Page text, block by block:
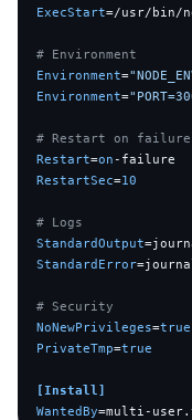
ExecStart=/usr/bin/
# Environment
Environment=
Environment=
# Restart on failure
Restart=on
RestartSec=10
# Logs
StandardOutput
StandardError
# Security
NoNewPrivileges=true
PrivateTmp=true
[Install]
WantedBy